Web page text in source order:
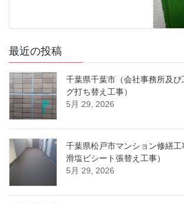
最近の投稿
千葉県千葉市（会社事務所及
グ打ち替え工事）
5月 29, 2026
千葉県松戸市マンション修繕
滑塩ビシート張替え工事）
5月 29, 2026